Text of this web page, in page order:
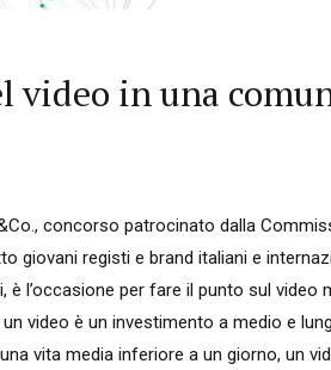
video in una
concorso patrocinato dalla
giovani registi e brand italiani e
è l’occasione per fare il punto sul video
video è un investimento a medio e
vita media inferiore a un giorno, un